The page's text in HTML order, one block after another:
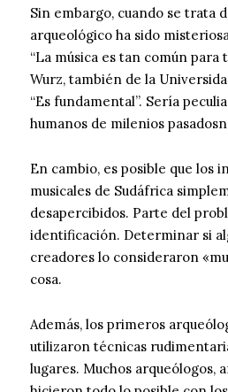
Sin embargo, cuando se trata
arqueológico ha sido
“La música es tan común para
Wurz, también de la
“Es fundamental”. Sería
humanos de milenios
En cambio, es posible que los
musicales de Sudáfrica
desapercibidos. Parte del
identificación. Determinar si
creadores lo consideraron
cosa.
Además, los primeros
utilizaron técnicas
lugares. Muchos arqueólogos,